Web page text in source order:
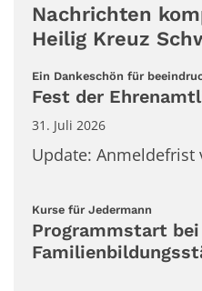
Nachrichten
Heilig Kreuz
Ein Dankeschön für
Fest der
31. Juli 2026
Update: Anmeldefrist
Kurse für Jedermann
Programmstart